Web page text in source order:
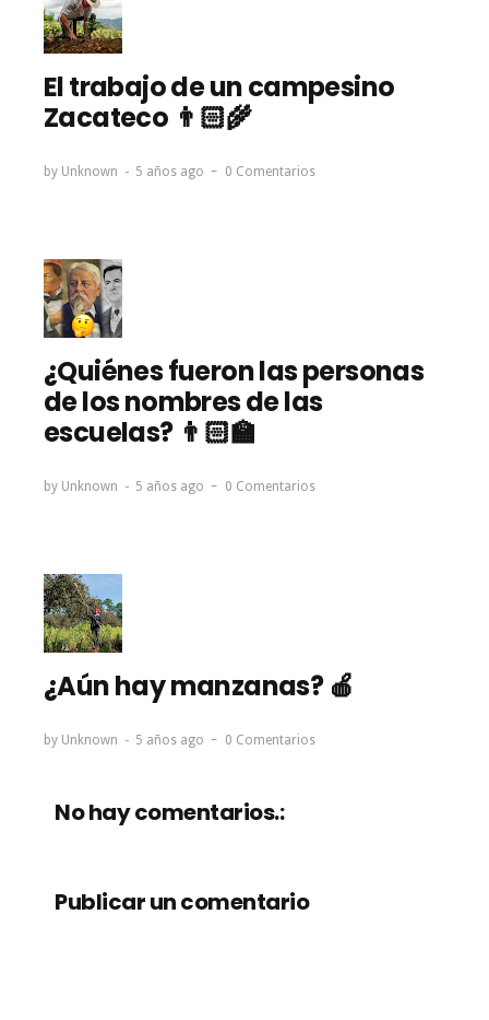
El trabajo de un campesino
Zacateco 👨🏻‍🌾
by Unknown 5 años ago 0 Comentarios
¿Quiénes fueron las personas
de los nombres de las
escuelas? 👨🏻‍🏫
by Unknown 5 años ago 0 Comentarios
¿Aún hay manzanas? 🍎
by Unknown 5 años ago 0 Comentarios
No hay comentarios.:
Publicar un comentario